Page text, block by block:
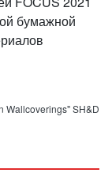
бумажной
Wallcoverings" SH&D